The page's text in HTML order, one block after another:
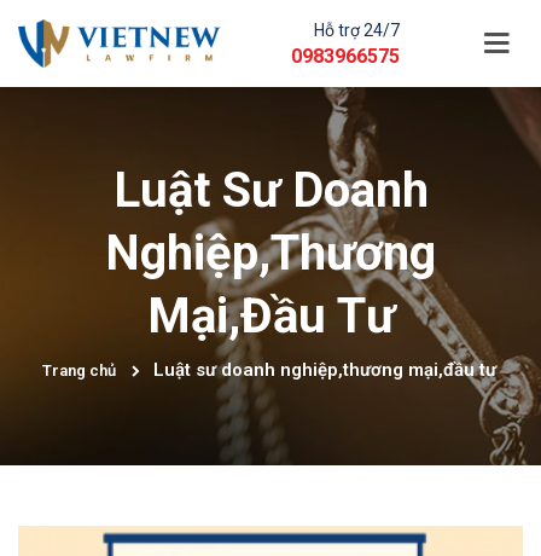
Hỗ trợ 24/7
0983966575
Luật Sư Doanh
Nghiệp,thương
Mại,đầu Tư
Trang chủ Luật sư doanh nghiệp,thương mại,đầu tư